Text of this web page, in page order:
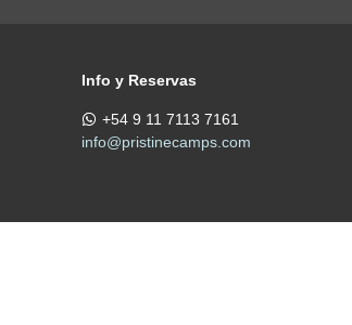
Info y Reservas
+54 9 11 7113 7161
info@pristinecamps.com